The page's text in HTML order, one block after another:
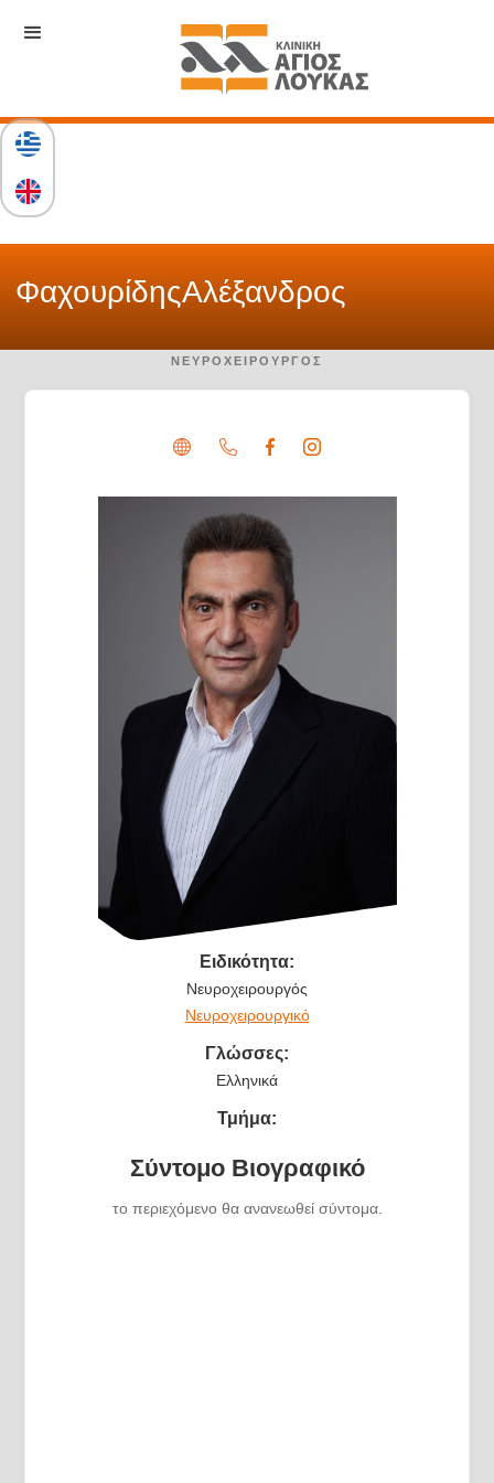
ΦαχουρίδηςΑλέξανδρος
ΝΕΥΡΟΧΕΙΡΟΥΡΓΌΣ
Ειδικότητα:
Νευροχειρουργός
Νευροχειρουργικό
Γλώσσες:
Ελληνικά
Τμήμα:
Σύντομο Βιογραφικό
το περιεχόμενο θα ανανεωθεί σύντομα.